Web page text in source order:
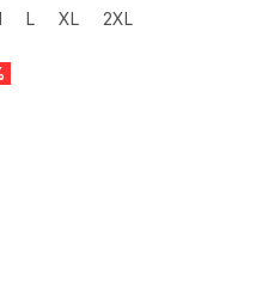
L XL 2XL